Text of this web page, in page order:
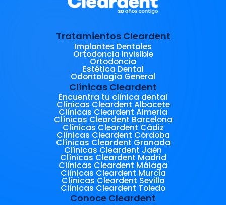
Tratamientos Cleardent
Implantes Dentales
Ortodoncia Invisible
Ortodoncia
Estética Dental
Odontología General
Clínicas Cleardent
Encuentra tu clínica dental
Clínicas Cleardent Albacete
Clínicas Cleardent Almería
Clínicas Cleardent Barcelona
Clínicas Cleardent Cádiz
Clínicas Cleardent Córdoba
Clínicas Cleardent Granada
Clínicas Cleardent Jaén
Clínicas Cleardent Madrid
Clínicas Cleardent Málaga
Clínicas Cleardent Murcia
Clínicas Cleardent Sevilla
Clínicas Cleardent Toledo
Conoce Cleardent